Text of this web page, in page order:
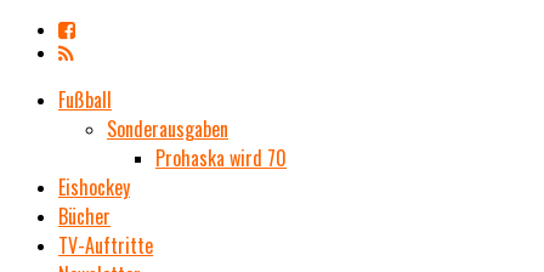
Fußball
Sonderausgaben
Prohaska wird 70
Eishockey
Bücher
TV-Auftritte